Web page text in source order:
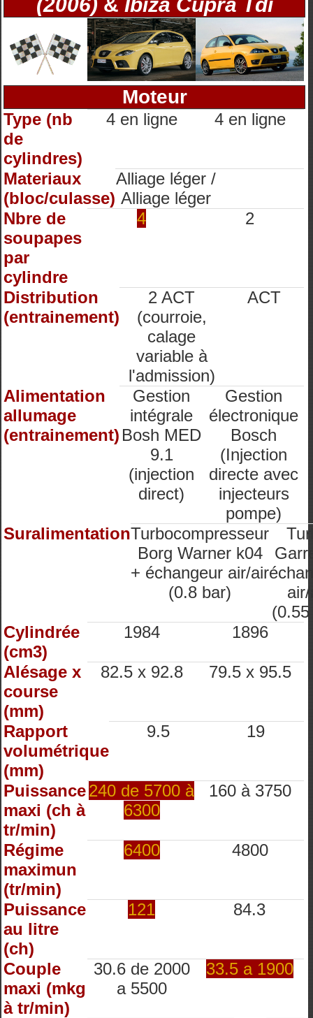
Moteur
Type (nb
de
cylindres)
4 en ligne 4 en ligne
Materiaux
(bloc/culasse)
Alliage léger /
Alliage léger
Nbre de
soupapes
par
cylindre
4 2
Distribution
(entrainement)
2 ACT
(courroie,
calage
variable à
l'admission)
ACT
Alimentation
allumage
(entrainement)
Gestion
intégrale
Bosh MED
9.1
(injection
direct)
Gestion
électronique
Bosch
(Injection
directe avec
injecteurs
pompe)
SuralimentationTurbocompresseur
Borg Warner k04
+ échangeur air/air
(0.8 bar)
Cylindrée
(cm3)
1984 1896
Alésage x
course
(mm)
82.5 x 92.8 79.5 x 95.5
Rapport
volumétrique
(mm)
9.5 19
Puissance
maxi (ch à
tr/min)
240 de 5700 à
6300
160 à 3750
Régime
maximun
(tr/min)
6400 4800
Puissance
au litre
(ch)
121 84.3
Couple
maxi (mkg
à tr/min)
30.6 de 2000
a 5500
33.5 a 1900